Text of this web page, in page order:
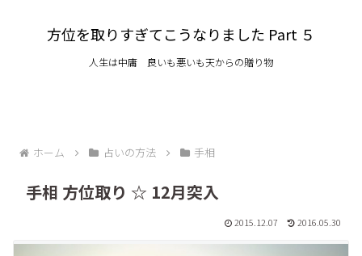
方位を取りすぎてこうなりました Part ５
人生は中庸 良いも悪いも天からの贈り物
ホーム 占いの方法 手相
手相 方位取り ☆ 12月突入
2015.12.07 2016.05.30